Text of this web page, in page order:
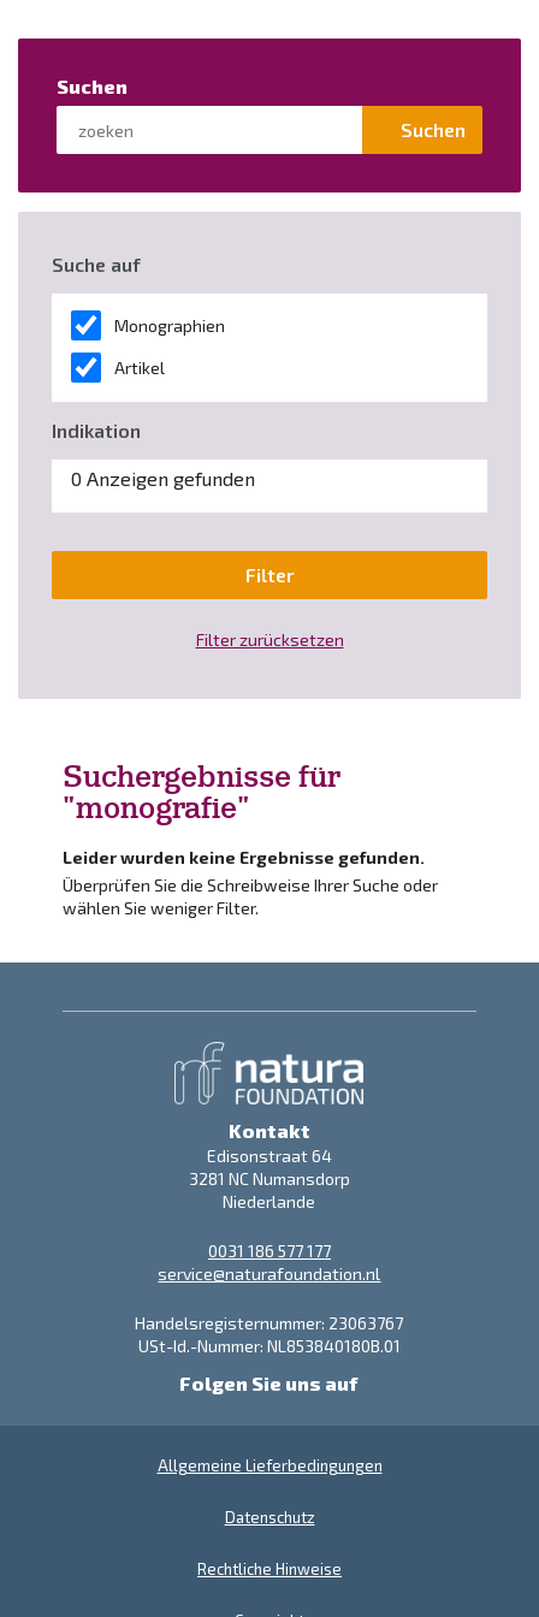
Suchen
Suchen
Suche auf
Monographien
Artikel
Indikation
0 Anzeigen gefunden
Filter
Filter zurücksetzen
Suchergebnisse für
"monografie"
Leider wurden keine Ergebnisse gefunden.
Überprüfen Sie die Schreibweise Ihrer Suche oder
wählen Sie weniger Filter.
Kontakt
Edisonstraat 64
3281 NC Numansdorp
Niederlande
0031 186 577 177
service@naturafoundation.nl
Handelsregisternummer: 23063767
USt-Id.-Nummer: NL853840180B.01
Folgen Sie uns auf
Allgemeine Lieferbedingungen
Datenschutz
Rechtliche Hinweise